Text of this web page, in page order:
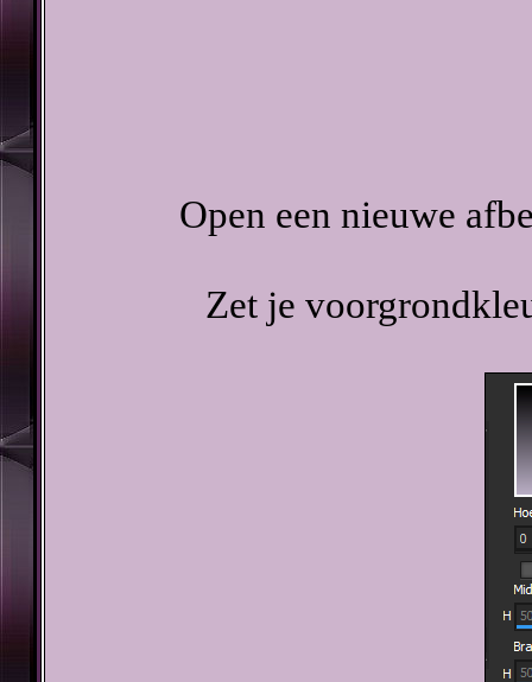
Open een nieuwe
Zet je